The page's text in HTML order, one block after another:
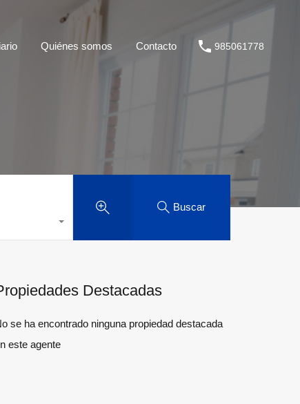
Quiénes somos Contacto 985061778
Buscar
Destacadas
se ha encontrado ninguna propiedad destacada
este agente